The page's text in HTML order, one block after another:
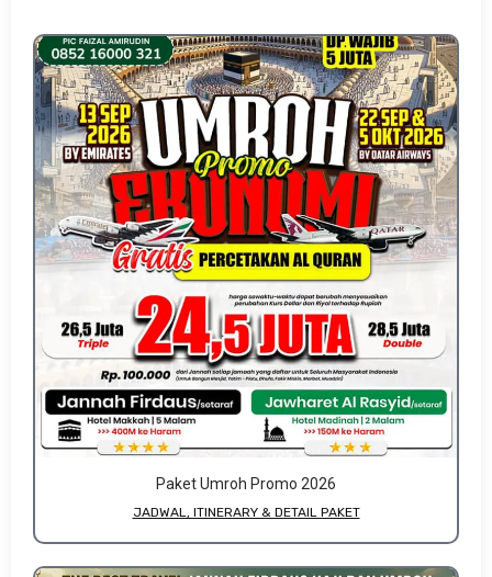
Paket Umroh Promo 2026
JADWAL, ITINERARY & DETAIL PAKET